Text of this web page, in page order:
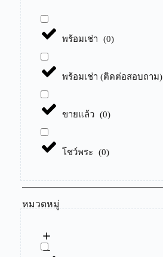
พร้อมเช่า (0)
พร้อมเช่า (ติดต่อสอบถาม)
ขายแล้ว (0)
โชว์พระ (0)
หมวดหมู่